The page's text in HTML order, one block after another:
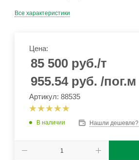
Все характеристики
Цена:
85 500 руб./т
955.54 руб. /пог.м
Артикул: 88535
В наличии Нашли дешевле?